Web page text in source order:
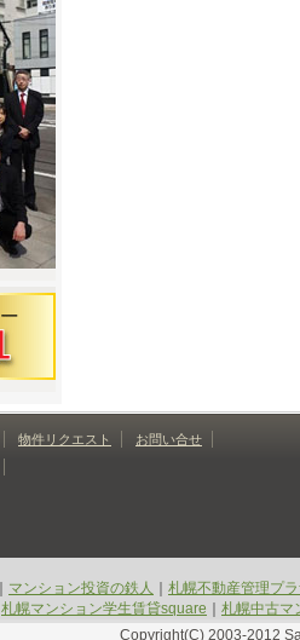
物件リクエスト
お問い合せ
マンション投資の鉄人
札幌不動産管理プ
札幌マンション学生賃貸square
札幌中古マ
Copyright(C) 2003-2012